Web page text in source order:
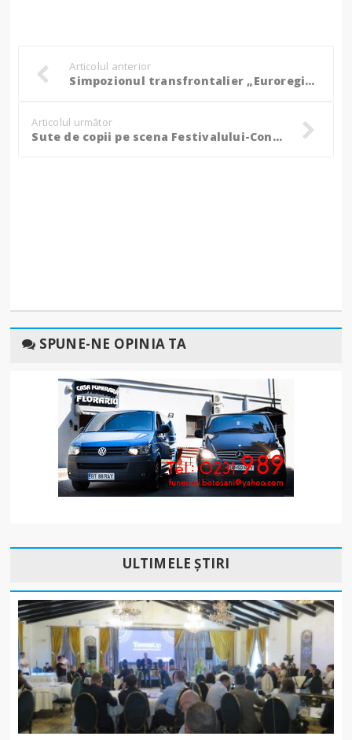
Articolul anterior
Simpozionul transfrontalier „Euroregiunea Prutul de Sus”, cea mai importantă manifestare a comunității geografice botoșănene - FOTO
Articolul următor
Sute de copii pe scena Festivalului-Concurs județean de creație și interpretare „Micii păpușari”! - FOTO
SPUNE-NE OPINIA TA
ULTIMELE ȘTIRI